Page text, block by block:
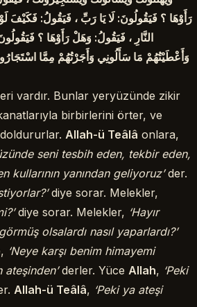
رَأَوْهَا ؟ فَيَقُولُونَ: لَا يَا رَبِّ ، فَيَقُولُ: فَكَيْفَ
النَّارِ ، فَيَقُولُ: وَهَلْ رَأَوْهَا ؟
وَأَعْطَيْتُهُمْ مَا سَأَلُونِي وَأَجَرْتُهُمْ مِمَّا
vardır. Bunlar yeryüzünde zikir
birbirlerini örter, ve
Allah-ü Teâlâ onlara,
seni tesbih eden, tekbir eden,
yanından geliyoruz’der.
diye sorar. Melekler,
diye sorar. Melekler, ‘Hayır
olsalardı nasıl yaparlardı?’
‘Neye karşı benim himayemi
ateşinden’derler. Yüce Allah, ‘Peki
Allah-ü Teâlâ, ‘Peki ya ateşi